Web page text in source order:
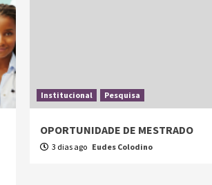
Institucional Pesquisa
OPORTUNIDADE DE MESTRADO
3 dias ago Eudes Colodino